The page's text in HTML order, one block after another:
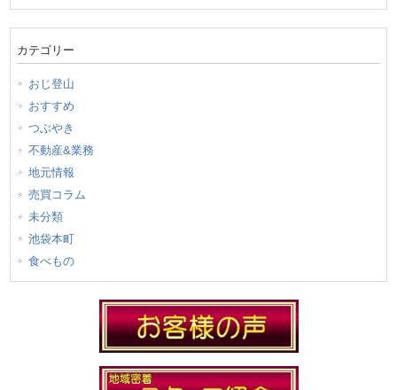
カテゴリー
おじ登山
おすすめ
つぶやき
不動産&業務
地元情報
売買コラム
未分類
池袋本町
食べもの